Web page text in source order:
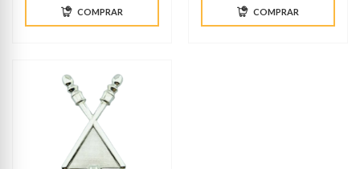
COMPRAR COMPRAR